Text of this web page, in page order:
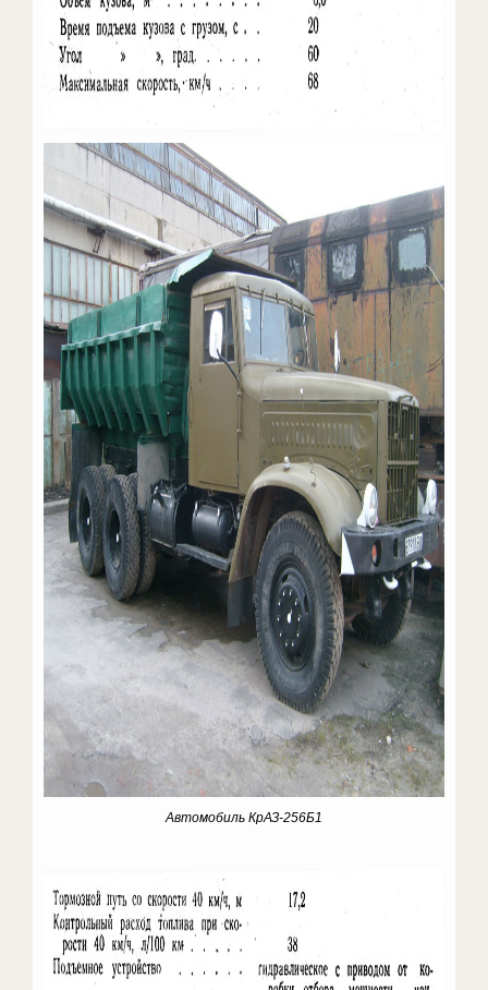
Автомобиль КрАЗ-256Б1